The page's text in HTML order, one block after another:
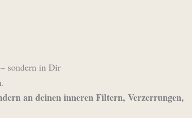
sondern in Dir
an deinen inneren Filtern, Verzerrungen,